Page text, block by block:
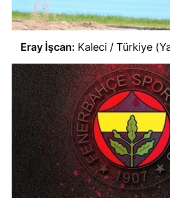
Eray İşcan: Kaleci / Türkiye